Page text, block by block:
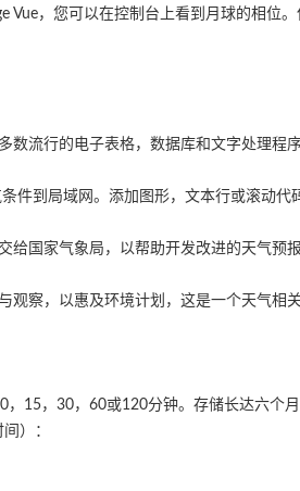
Vue，您可以在控制台上看到月球的相位
数流行的电子表格，数据库和文字处理程
件到局域网。添加图形，文本行或滚动
给国家气象局，以帮助开发改进的天气预
观察，以惠及环境计划，这是一个天气相
，15，30，60或120分钟。存储长达六个
）：